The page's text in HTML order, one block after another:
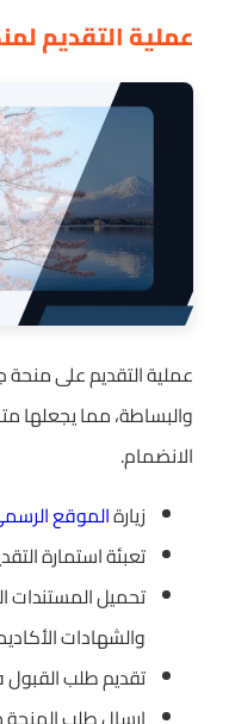
عملية التقديم
عملية التقديم على
والبساطة، مما يجعلها
الانضمام.
زيارةالموقع
تعبئة استمارة
تحميل المستندات
والشهادات
تقديم طلب القبول